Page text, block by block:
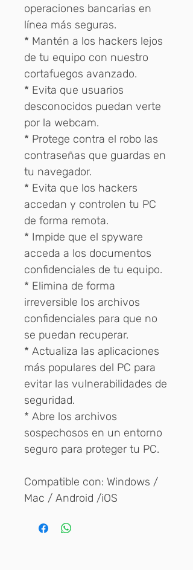
operaciones bancarias en
línea más seguras.
* Mantén a los hackers lejos
de tu equipo con nuestro
cortafuegos avanzado.
* Evita que usuarios
desconocidos puedan verte
por la webcam.
* Protege contra el robo las
contraseñas que guardas en
tu navegador.
* Evita que los hackers
accedan y controlen tu PC
de forma remota.
* Impide que el spyware
acceda a los documentos
confidenciales de tu equipo.
* Elimina de forma
irreversible los archivos
confidenciales para que no
se puedan recuperar.
* Actualiza las aplicaciones
más populares del PC para
evitar las vulnerabilidades de
seguridad.
* Abre los archivos
sospechosos en un entorno
seguro para proteger tu PC.
Compatible con: Windows /
Mac / Android /iOS